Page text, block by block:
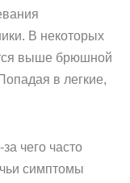
В некоторых
выше брюшной
в легкие,
чего часто
симптомы